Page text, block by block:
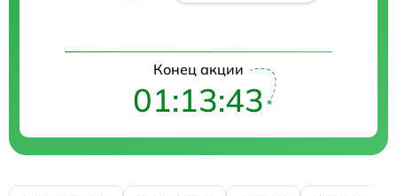
Конец акции
01:13:41